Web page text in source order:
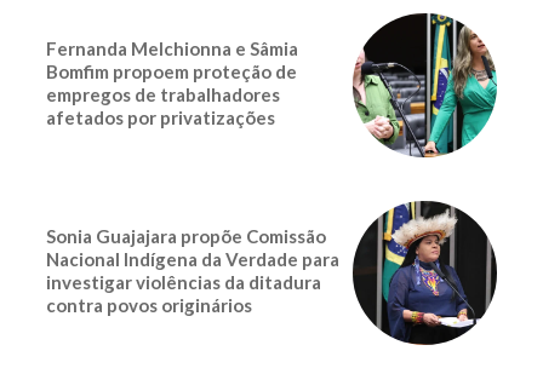
Fernanda Melchionna e Sâmia
Bomfim propoem proteção de
empregos de trabalhadores
afetados por privatizações
Sonia Guajajara propõe Comissão
Nacional Indígena da Verdade para
investigar violências da ditadura
contra povos originários